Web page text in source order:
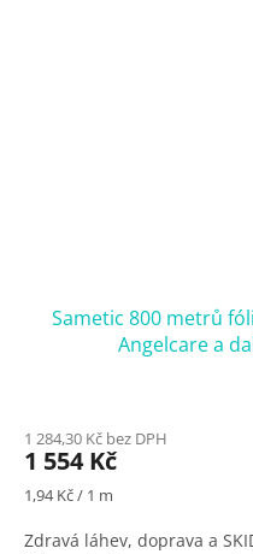
Sametic 800 metrů
Angelcare a
1 284,30 Kč bez DPH
1 554 Kč
Měrná
1,94 Kč / 1 m
Zdravá láhev, doprava a